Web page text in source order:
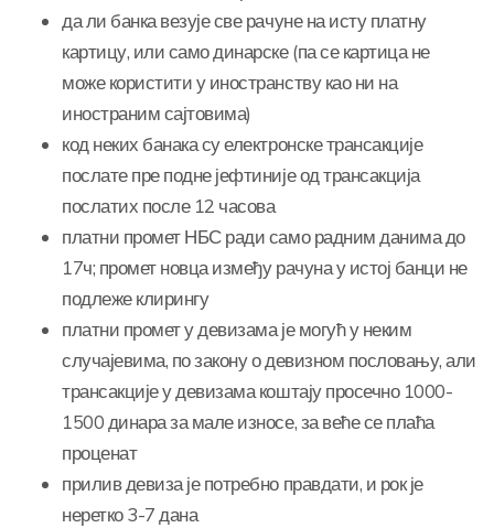
да ли банка везује све рачуне на исту платну
картицу, или само динарске (па се картица не
може користити у иностранству као ни на
иностраним сајтовима)
код неких банака су електронске трансакције
послате пре подне јефтиније од трансакција
послатих после 12 часова
платни промет НБС ради само радним данима до
17ч; промет новца између рачуна у истој банци не
подлеже клирингу
платни промет у девизама је могућ у неким
случајевима, по закону о девизном пословању, али
трансакције у девизама коштају просечно 1000-
1500 динара за мале износе, за веће се плаћа
проценат
прилив девиза је потребно правдати, и рок је
неретко 3-7 дана